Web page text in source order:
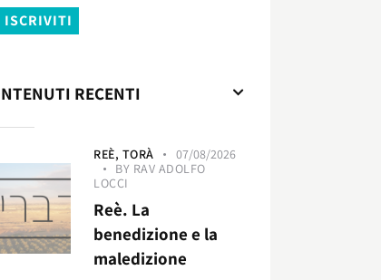
RECENTI
REÈ, TORÀ
07/08/2026
BY RAV ADOLFO
LOCCI
Reè. La
benedizione e la
maledizione